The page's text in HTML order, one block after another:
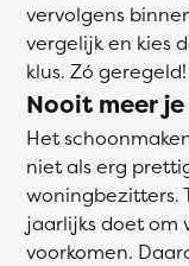
vervolgens
vergelijk en kies
klus. Zó geregeld!
Nooit meer
Het
niet als erg
woningbezitters.
jaarlijks doet om
voorkomen.